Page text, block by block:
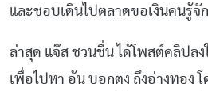
และชอบเดินไปตลาดขอเงินคนรู้จั
ล่าสุด แจ๊ส ชวนชื่น ได้โพสต์คลิปลง
เพื่อไปหา อ้น บอกตง ถึงอ่างทอง